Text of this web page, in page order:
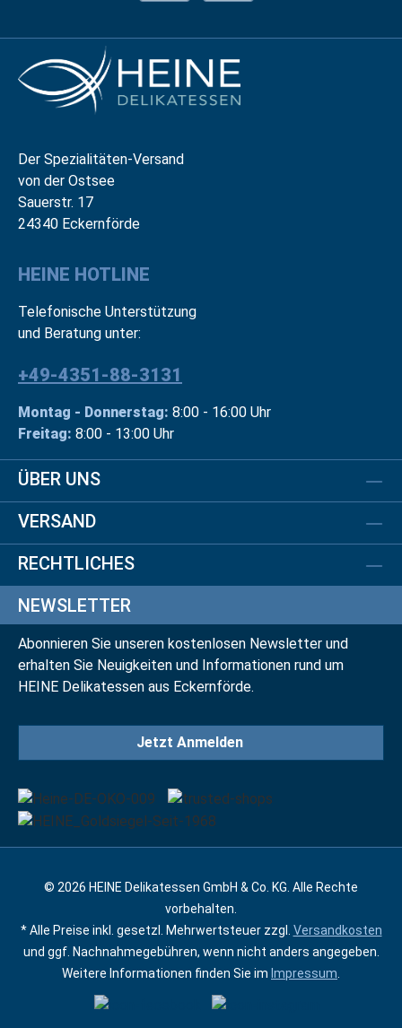
Der Spezialitäten-Versand
von der Ostsee
Sauerstr. 17
24340 Eckernförde
HEINE HOTLINE
Telefonische Unterstützung
und Beratung unter:
+49-4351-88-3131
Montag - Donnerstag: 8:00 - 16:00 Uhr
Freitag: 8:00 - 13:00 Uhr
ÜBER UNS
VERSAND
RECHTLICHES
NEWSLETTER
Abonnieren Sie unseren kostenlosen Newsletter und
erhalten Sie Neuigkeiten und Informationen rund um
HEINE Delikatessen aus Eckernförde.
Jetzt Anmelden
© 2026 HEINE Delikatessen GmbH & Co. KG. Alle Rechte
vorbehalten.
* Alle Preise inkl. gesetzl. Mehrwertsteuer zzgl. Versandkosten
und ggf. Nachnahmegebühren, wenn nicht anders angegeben.
Weitere Informationen finden Sie im Impressum.